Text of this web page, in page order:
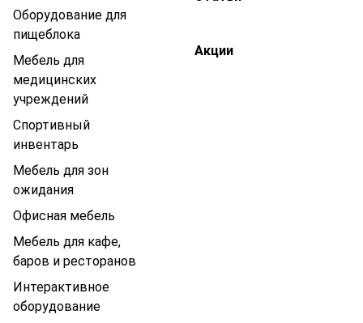
Оборудование для
пищеблока
Мебель для
медицинских
учреждений
Спортивный
инвентарь
Мебель для зон
ожидания
Офисная мебель
Мебель для кафе,
баров и ресторанов
Интерактивное
оборудование
Акции